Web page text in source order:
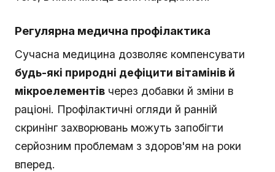
Регулярна медична профілактика
Сучасна медицина дозволяє компенсувати
будь-які природні дефіцити вітамінів й
мікроелементів через добавки й зміни в
раціоні. Профілактичні огляди й ранній
скринінг захворювань можуть запобігти
серйозним проблемам з здоров'ям на роки
вперед.